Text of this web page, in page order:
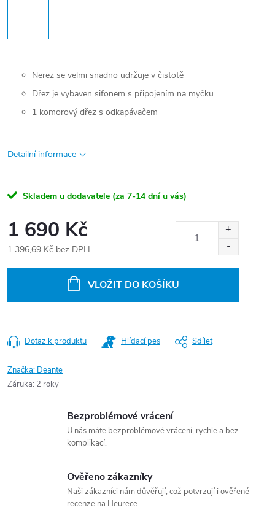
Nerez se velmi snadno udržuje v čistotě
Dřez je vybaven sifonem s připojením na myčku
1 komorový dřez s odkapávačem
Detailní informace
Skladem u dodavatele (za 7-14 dní u vás)
1 690 Kč
1 396,69 Kč bez DPH
VLOŽIT DO KOŠÍKU
Dotaz k produktu Hlídací pes Sdílet
Značka: Deante
Záruka: 2 roky
Bezproblémové vrácení
U nás máte bezproblémové vrácení, rychle a bez
komplikací.
Ověřeno zákazníky
Naši zákazníci nám důvěřují, což potvrzují i ověřené
recenze na Heurece.